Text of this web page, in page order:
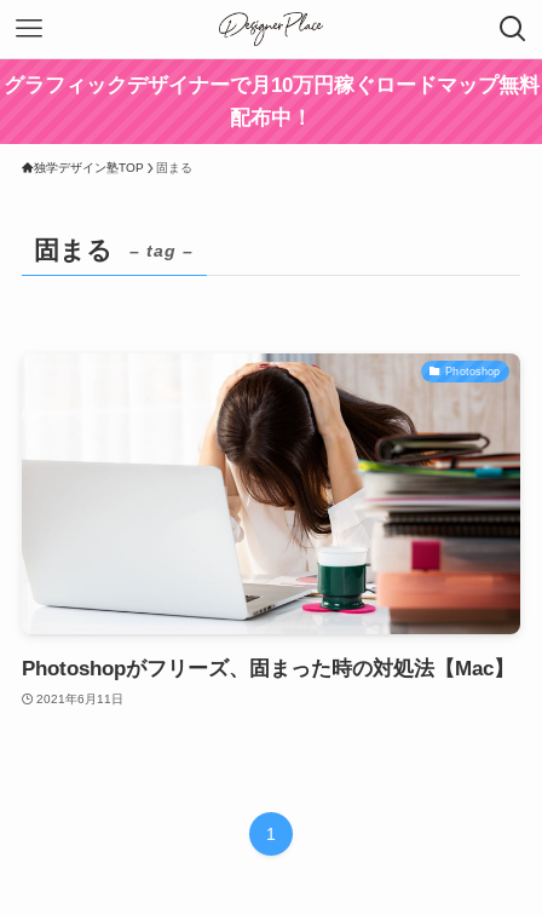
グラフィックデザイナーで月10万円稼ぐロードマップ無料
配布中！
独学デザイン塾TOP 固まる
固まる – tag –
Photoshop
Photoshopがフリーズ、固まった時の対処法【Mac】
2021年6月11日
1